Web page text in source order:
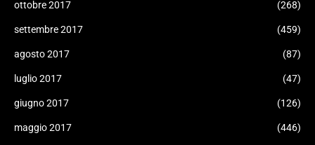
ottobre 2017 (268)
settembre 2017 (459)
agosto 2017 (87)
luglio 2017 (47)
giugno 2017 (126)
maggio 2017 (446)